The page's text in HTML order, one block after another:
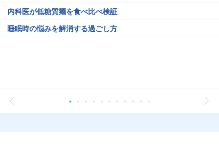
内科医が低糖質麺を食べ比べ検証
睡眠時の悩みを解消する過ごし方